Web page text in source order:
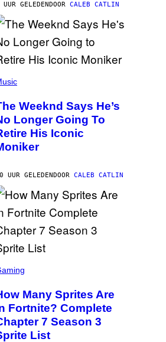
GELEDENDOOR CALEB CATLIN
Weeknd Says He’s
Longer Going To
His Iconic
UUR GELEDENDOOR CALEB CATLIN
Many Sprites Are
Fortnite? Complete
7 Season 3
List